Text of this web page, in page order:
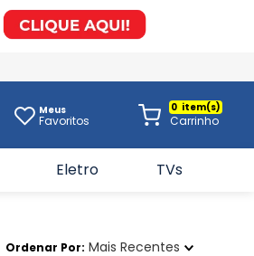
Meus
Favoritos
0
Eletro TVs
Ordenar Por Mais Recentes